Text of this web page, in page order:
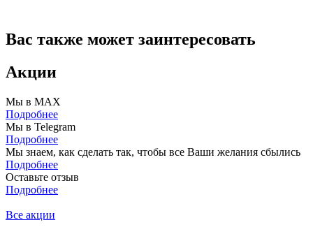
Вас также может заинтересовать
Акции
Мы в MAX
Подробнее
Мы в Telegram
Подробнее
Мы знаем, как сделать так, чтобы все Ваши желания сбылись
Подробнее
Оставьте отзыв
Подробнее
Все акции